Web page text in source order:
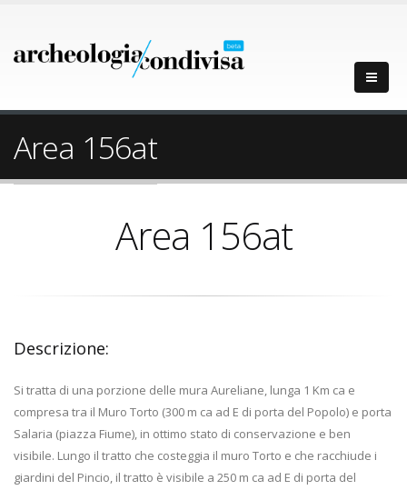
Area 156at
Area 156at
Descrizione:
Si tratta di una porzione delle mura Aureliane, lunga 1 Km ca e
compresa tra il Muro Torto (300 m ca ad E di porta del Popolo) e porta
Salaria (piazza Fiume), in ottimo stato di conservazione e ben
visibile. Lungo il tratto che costeggia il muro Torto e che racchiude i
giardini del Pincio, il tratto è visibile a 250 m ca ad E di porta del